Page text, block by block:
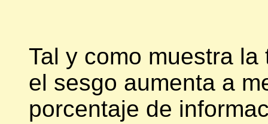
Tal y como muestra
el sesgo aumenta a
porcentaje de